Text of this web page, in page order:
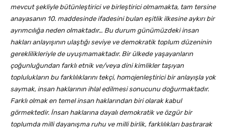
mevcut şekliyle bütünleştirici ve birleştirici olmamakta, tam tersine
anayasanın 10. maddesinde ifadesini bulan eşitlik ilkesine aykırı bir
ayrımcılığa neden olmaktadır… Bu durum günümüzdeki insan
hakları anlayışının ulaştığı seviye ve demokratik toplum düzeninin
gereklilikleriyle de uyuşmamaktadır. Bir ülkede yaşayanların
çoğunluğundan farklı etnik ve/veya dini kimlikler taşıyan
toplulukların bu farklılıklarını tekçi, homojenleştirici bir anlayışla yok
saymak, insan haklarının ihlal edilmesi sonucunu doğurmaktadır.
Farklı olmak en temel insan haklarından biri olarak kabul
görmektedir. İnsan haklarına dayalı demokratik ve özgür bir
toplumda milli dayanışma ruhu ve milli birlik, farklılıkları bastırarak